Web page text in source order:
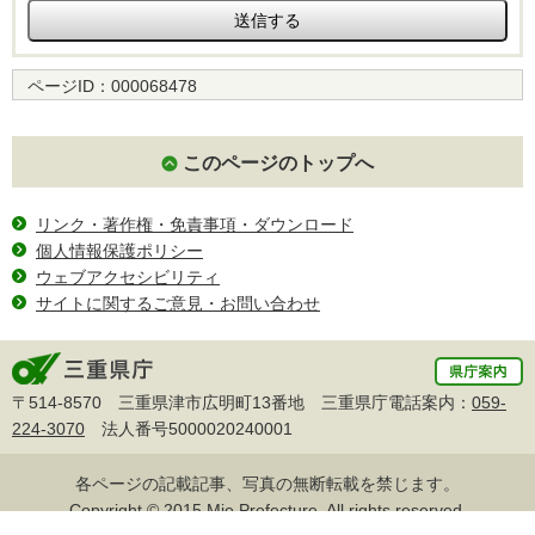
ページID： 000068478
このページのトップへ
リンク・著作権・免責事項・ダウンロード
個人情報保護ポリシー
ウェブアクセシビリティ
サイトに関するご意見・お問い合わせ
〒514-8570 三重県津市広明町13番地 三重県庁電話案内： 059-
224-3070 法人番号5000020240001
各ページの記載記事、写真の無断転載を禁じます。
Copyright © 2015 Mie Prefecture, All rights reserved.